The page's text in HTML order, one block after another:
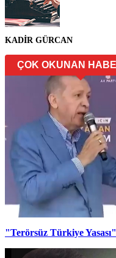
KADİR GÜRCAN
ÇOK OKUNAN
"Terörsüz Türkiye